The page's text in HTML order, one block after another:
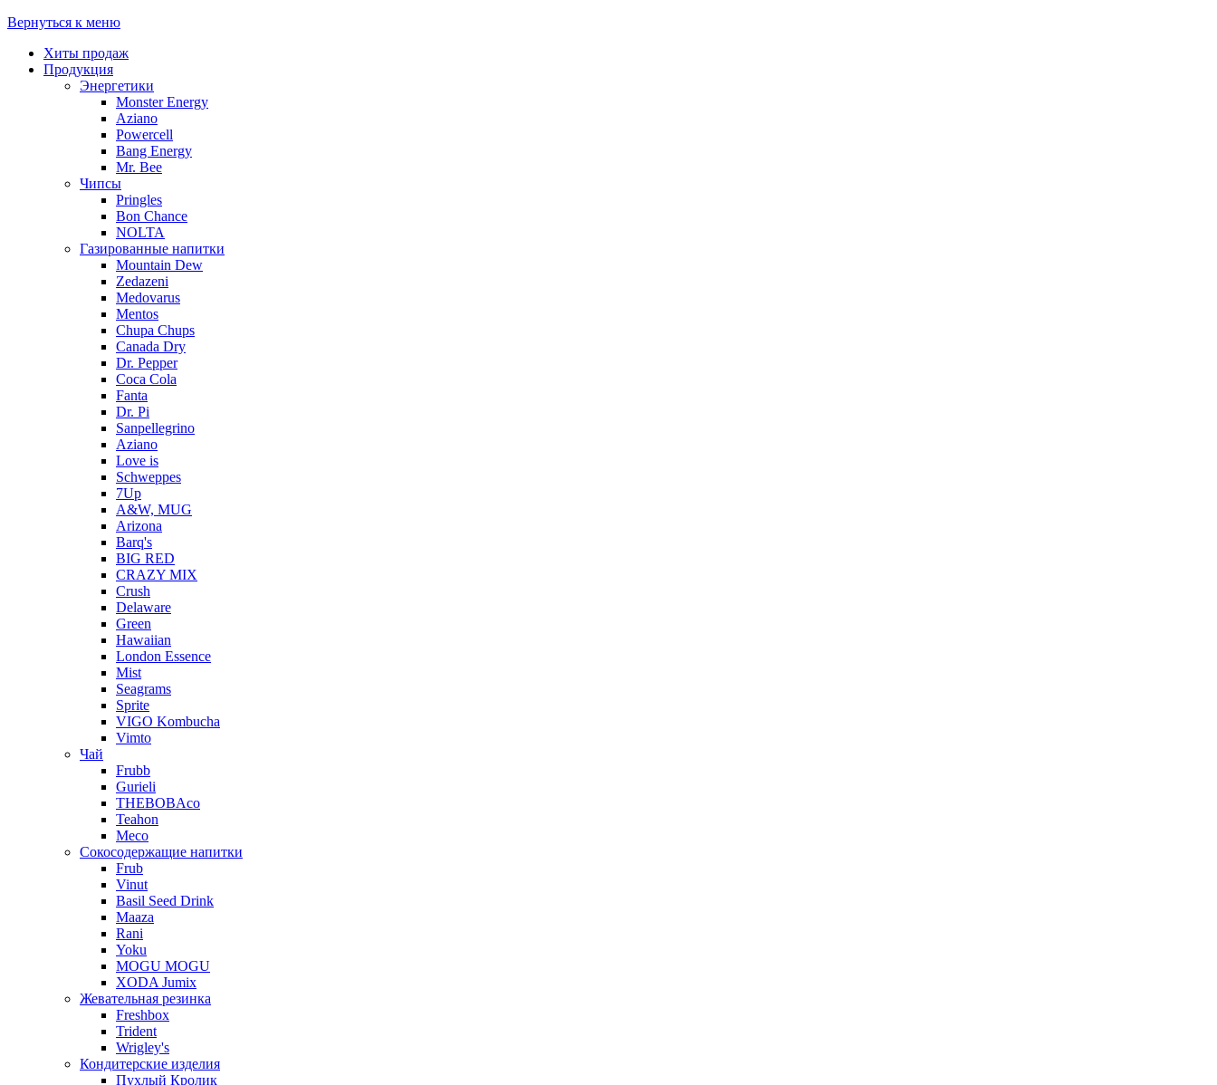
Вернуться к меню
Хиты продаж
Продукция
Энергетики
Monster Energy
Aziano
Powercell
Bang Energy
Mr. Bee
Чипсы
Pringles
Bon Chance
NOLTA
Газированные напитки
Mountain Dew
Zedazeni
Medovarus
Mentos
Chupa Chups
Canada Dry
Dr. Pepper
Coca Cola
Fanta
Dr. Pi
Sanpellegrino
Aziano
Love is
Schweppes
7Up
A&W, MUG
Arizona
Barq's
BIG RED
CRAZY MIX
Crush
Delaware
Green
Hawaiian
London Essence
Mist
Seagrams
Sprite
VIGO Kombucha
Vimto
Чай
Frubb
Gurieli
THEBOBAco
Teahon
Meco
Сокосодержащие напитки
Frub
Vinut
Basil Seed Drink
Maaza
Rani
Yoku
MOGU MOGU
XODA Jumix
Жевательная резинка
Freshbox
Trident
Wrigley's
Кондитерские изделия
Пухлый Кролик